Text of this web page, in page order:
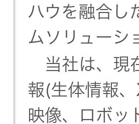
ハウを融合し
ムソリューシ
当社は、現
報(生体情報
映像、ロボッ